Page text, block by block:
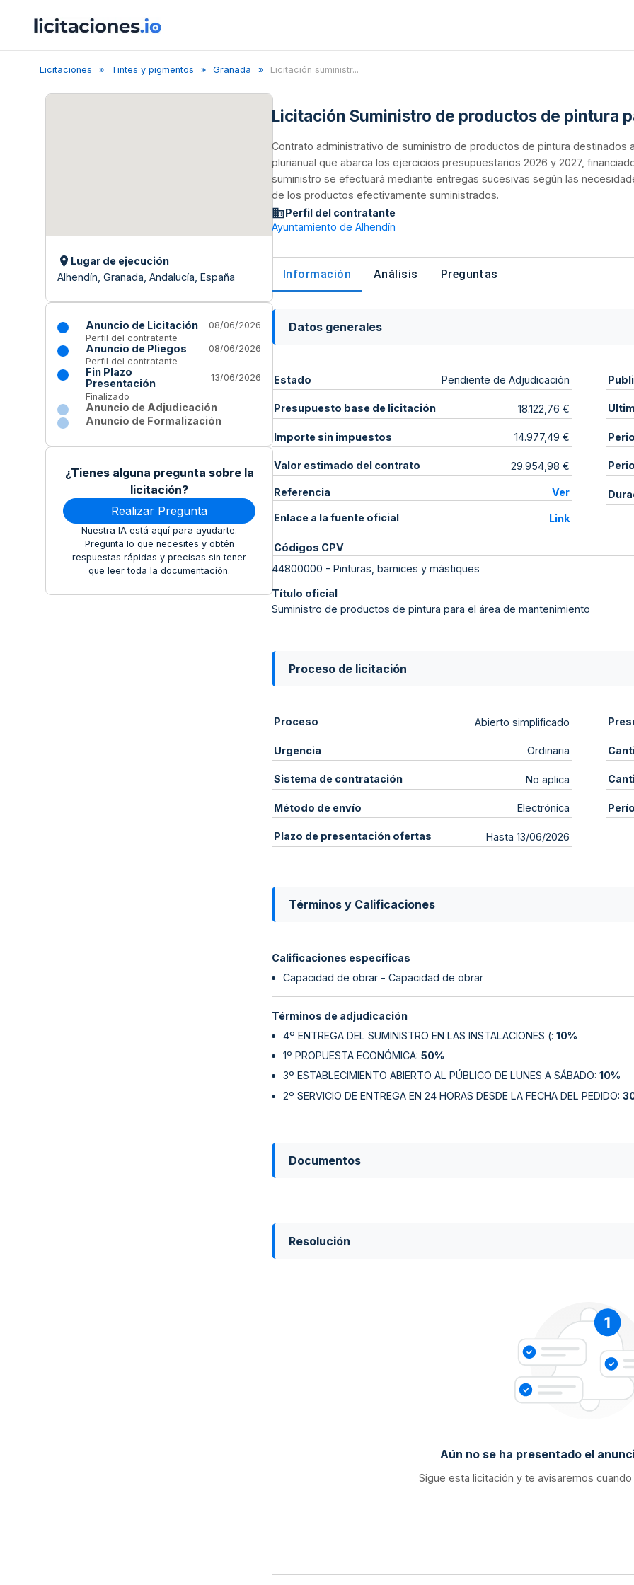
Licitaciones Tintes y pigmentos Granada Licitación suministr...
Lugar de ejecución
Alhendín, Granada, Andalucía, España
Anuncio de Licitación
08/06/2026
Perfil del contratante
Anuncio de Pliegos
08/06/2026
Perfil del contratante
Fin Plazo
Presentación
13/06/2026
Finalizado
Anuncio de Adjudicación
Anuncio de Formalización
¿Tienes alguna pregunta sobre la
licitación?
Realizar Pregunta
Nuestra IA está aquí para ayudarte.
Pregunta lo que necesites y obtén
respuestas rápidas y precisas sin tener
que leer toda la documentación.
Licitación Suministro de productos de pintura
Contrato administrativo de suministro de productos de pintura destinados
plurianual que abarca los ejercicios presupuestarios 2026 y 2027,
suministro se efectuará mediante entregas sucesivas según las
de los productos efectivamente suministrados.
Perfil del contratante
Ayuntamiento de Alhendín
Información Análisis Preguntas
Datos generales
Estado Pendiente de Adjudicación
Presupuesto base de licitación 18.122,76 €
Importe sin impuestos 14.977,49 €
Valor estimado del contrato 29.954,98 €
Referencia Ver
Enlace a la fuente oficial Link
Códigos CPV
44800000 - Pinturas, barnices y mástiques
Título oficial
Suministro de productos de pintura para el área de mantenimiento
Proceso de licitación
Proceso Abierto simplificado
Urgencia Ordinaria
Sistema de contratación No aplica
Método de envío Electrónica
Plazo de presentación ofertas Hasta 13/06/2026
Términos y Calificaciones
Calificaciones específicas
Capacidad de obrar - Capacidad de obrar
Términos de adjudicación
4º ENTREGA DEL SUMINISTRO EN LAS INSTALACIONES (: 10%
1º PROPUESTA ECONÓMICA: 50%
3º ESTABLECIMIENTO ABIERTO AL PÚBLICO DE LUNES A SÁBADO: 10%
2º SERVICIO DE ENTREGA EN 24 HORAS DESDE LA FECHA DEL PEDIDO:
Documentos
Resolución
Aún no se ha presentado el
Sigue esta licitación y te avisaremos